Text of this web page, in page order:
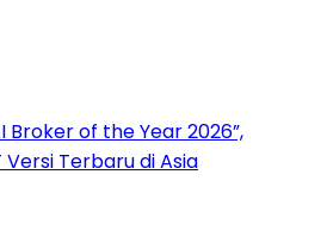
Broker of the Year 2026”,
Terbaru di Asia